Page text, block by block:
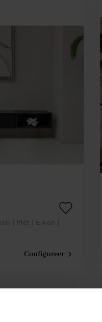
| Met | Eiken |
Configureer